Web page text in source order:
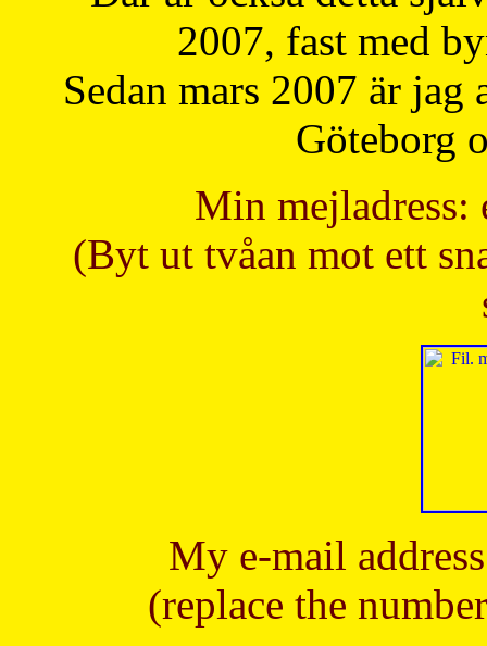
2007, fast med
Sedan mars 2007 är
Göteborg
Min mejladress:
(Byt ut tvåan mot ett
My e-mail
(replace the